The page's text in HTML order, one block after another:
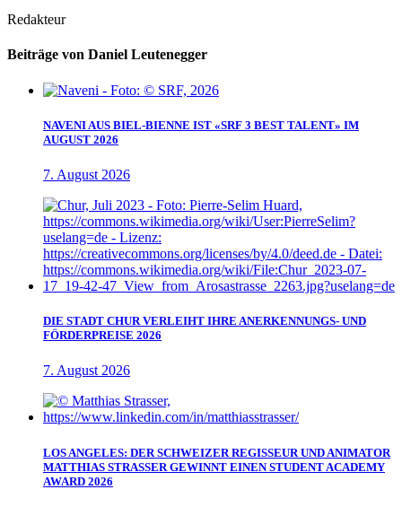
Redakteur
Beiträge von Daniel Leutenegger
NAVENI AUS BIEL-BIENNE IST «SRF 3 BEST TALENT» IM
AUGUST 2026
7. August 2026
DIE STADT CHUR VERLEIHT IHRE ANERKENNUNGS- UND
FÖRDERPREISE 2026
7. August 2026
LOS ANGELES: DER SCHWEIZER REGISSEUR UND ANIMATOR
MATTHIAS STRASSER GEWINNT EINEN STUDENT ACADEMY
AWARD 2026